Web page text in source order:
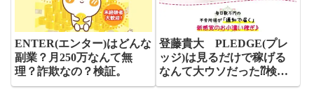
ENTER(エンター)はどんな
副業？月250万なんて無
理？詐欺なの？検証。
登藤貴大 PLEDGE(プレ
ッジ)は見るだけで稼げる
なんて大ウソだった⁇検
証。